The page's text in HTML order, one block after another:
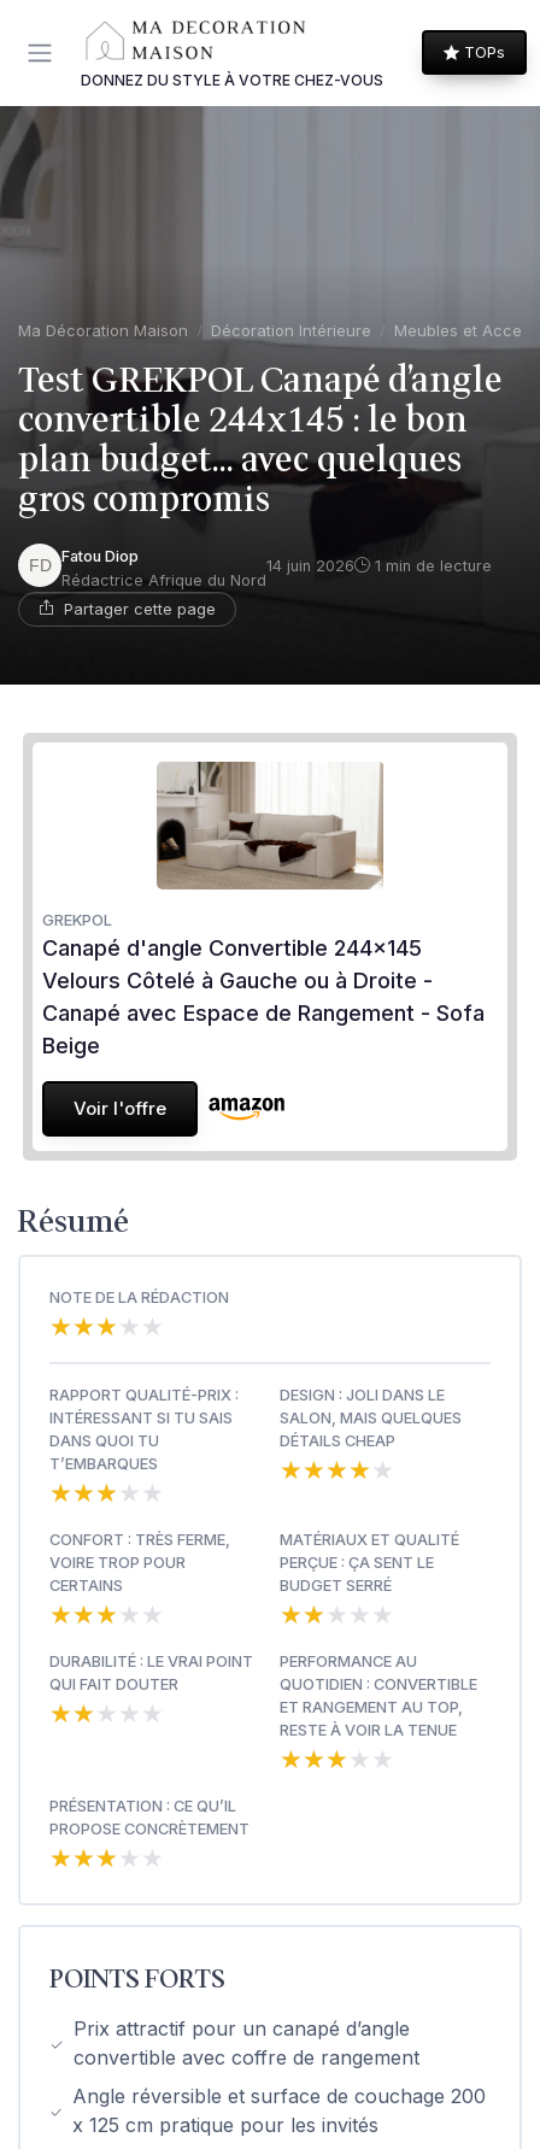
DONNEZ DU STYLE À VOTRE CHEZ-VOUS
TOPs
Ma Décoration Maison Décoration Intérieure Meubles et
Test GREKPOL Canapé d’angle
convertible 244x145 : le bon
plan budget… avec quelques
gros compromis
Fatou Diop
Rédactrice Afrique du Nord
14 juin 2026 1 min de lecture
Partager cette page
GREKPOL
Canapé d'angle Convertible 244x145
Velours Côtelé à Gauche ou à Droite -
Canapé avec Espace de Rangement - Sofa
Beige
Voir l'offre
Résumé
NOTE DE LA RÉDACTION
★★★★★
★★★★★
RAPPORT QUALITÉ-PRIX :
INTÉRESSANT SI TU SAIS
DANS QUOI TU
T’EMBARQUES
★★★★★
★★★★★
DESIGN : JOLI DANS LE
SALON, MAIS QUELQUES
DÉTAILS CHEAP
★★★★★
★★★★★
CONFORT : TRÈS FERME,
VOIRE TROP POUR
CERTAINS
★★★★★
★★★★★
MATÉRIAUX ET QUALITÉ
PERÇUE : ÇA SENT LE
BUDGET SERRÉ
★★★★★
★★★★★
DURABILITÉ : LE VRAI POINT
QUI FAIT DOUTER
★★★★★
★★★★★
PERFORMANCE AU
QUOTIDIEN : CONVERTIBLE
ET RANGEMENT AU TOP,
RESTE À VOIR LA TENUE
★★★★★
★★★★★
PRÉSENTATION : CE QU’IL
PROPOSE CONCRÈTEMENT
★★★★★
★★★★★
POINTS FORTS
Prix attractif pour un canapé d’angle
convertible avec coffre de rangement
Angle réversible et surface de couchage 200
x 125 cm pratique pour les invités
Panneau de gestion des cookies